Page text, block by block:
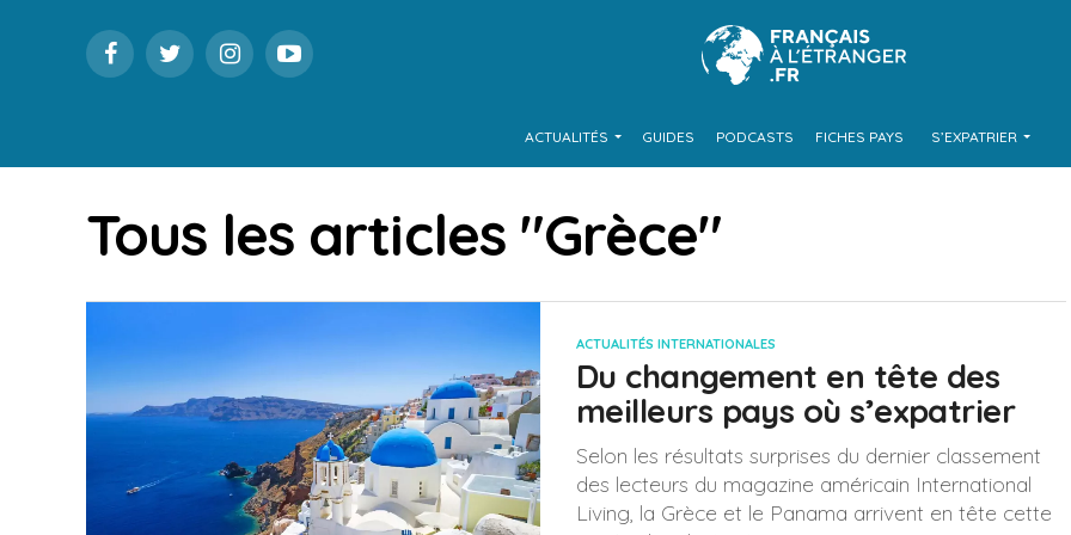
ACTUALITÉS GUIDES PODCASTS FICHES PAYS S’EXPATRIER
Tous les articles "Grèce"
ACTUALITÉS INTERNATIONALES
Du changement en tête des
meilleurs pays où s’expatrier
Selon les résultats surprises du dernier classement
des lecteurs du magazine américain International
Living, la Grèce et le Panama arrivent en tête cette